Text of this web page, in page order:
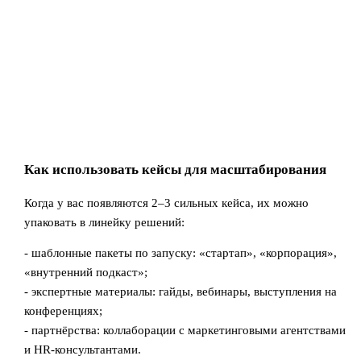
Как использовать кейсы для масштабирования
Когда у вас появляются 2–3 сильных кейса, их можно
упаковать в линейку решений:
- шаблонные пакеты по запуску: «стартап», «корпорация»,
«внутренний подкаст»;
- экспертные материалы: гайды, вебинары, выступления на
конференциях;
- партнёрства: коллаборации с маркетинговыми агентствами
и HR-консультантами.